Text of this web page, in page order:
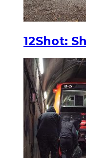
12Shot: